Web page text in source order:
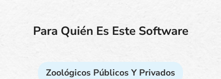
Para Quién Es Este Software
Zoológicos Públicos Y Privados